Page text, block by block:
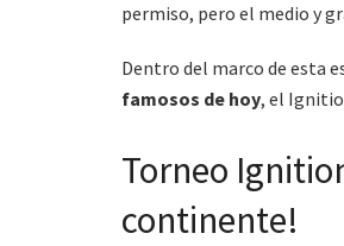
permiso, pero el medio y
Dentro del marco de esta
famosos de hoy, el
Torneo
continente!